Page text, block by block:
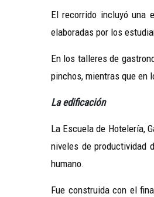
El recorrido incluyó una
elaboradas por los
En los talleres de
pinchos, mientras que en
La edificación
La Escuela de Hotelería,
niveles de productividad
humano.
Fue construida con el